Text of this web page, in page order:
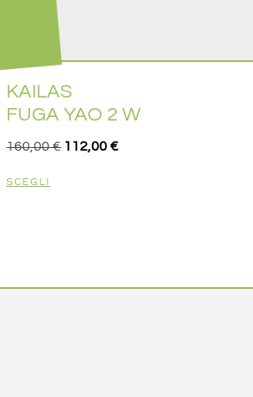
KAILAS
FUGA YAO 2 W
160,00€ 112,00€
SCEGLI